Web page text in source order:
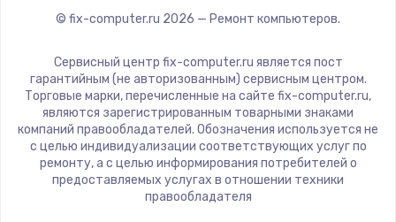
© fix-computer.ru 2026 — Ремонт компьютеров.
Сервисный центр fix-computer.ru является пост
гарантийным (не авторизованным) сервисным центром.
Торговые марки, перечисленные на сайте fix-computer.ru,
являются зарегистрированным товарными знаками
компаний правообладателей. Обозначения используется не
с целью индивидуализации соответствующих услуг по
ремонту, а с целью информирования потребителей о
предоставляемых услугах в отношении техники
правообладателя